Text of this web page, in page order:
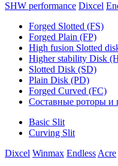
SHW performance Dixcel
Forged Slotted (FS)
Forged Plain (FP)
High fusion Slotted
Higher stability Disk
Slotted Disk (SD)
Plain Disk (PD)
Forged Curved (FC)
Составные роторы и
Basic Slit
Curving Slit
Dixcel Winmax Endless Acre